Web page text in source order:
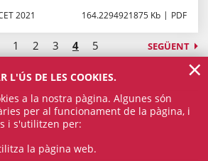
2021 164.2294921875 Kb PDF
1 2 3 4 5 SEGÜENT
L'ÚS DE LES COOKIES.
a la nostra pàgina. Algunes són
per al funcionament de la pàgina, i
i s'utilitzen per:
la pàgina web.
×